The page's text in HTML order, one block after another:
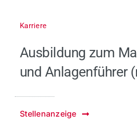
Karriere
Ausbildung zum
und Anlagenführer
Stellenanzeige